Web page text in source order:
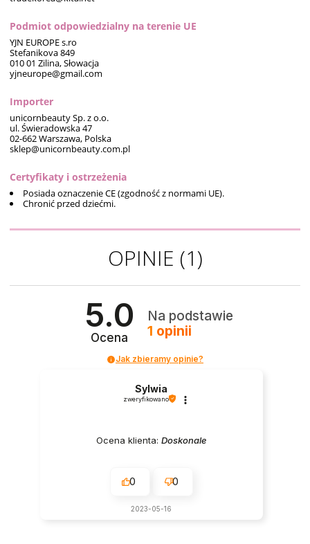
Podmiot odpowiedzialny na terenie UE
YJN EUROPE s.ro
Stefanikova 849
010 01 Zilina, Słowacja
yjneurope@gmail.com
Importer
unicornbeauty Sp. z o.o.
ul. Świeradowska 47
02-662 Warszawa, Polska
sklep@unicornbeauty.com.pl
Certyfikaty i ostrzeżenia
Posiada oznaczenie CE (zgodność z normami UE).
Chronić przed dziećmi.
OPINIE (1)
5.0
Ocena
Na podstawie
1 opinii
Jak zbieramy opinie?
Sylwia
zweryfikowano
Ocena klienta: Doskonale
0 0
2023-05-16